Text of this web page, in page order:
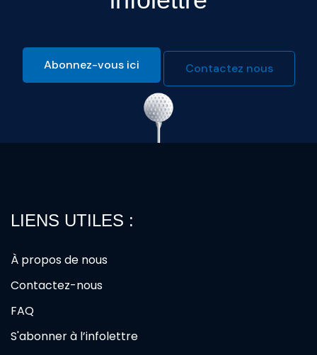
Abonnez-vous ici Contactez nous
LIENS UTILES :
À propos de nous
Contactez-nous
FAQ
S'abonner à l’infolettre